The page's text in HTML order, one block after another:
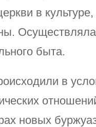
в
быта.
в
новых